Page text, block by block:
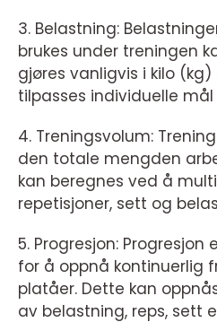
3. Belastning:
brukes under treningen
gjøres vanligvis i kilo
tilpasses individuelle
4. Treningsvolum:
den totale mengden
kan beregnes ved å
repetisjoner, sett og
5. Progresjon:
for å oppnå kontinuerlig
platåer. Dette kan
av belastning, reps, sett